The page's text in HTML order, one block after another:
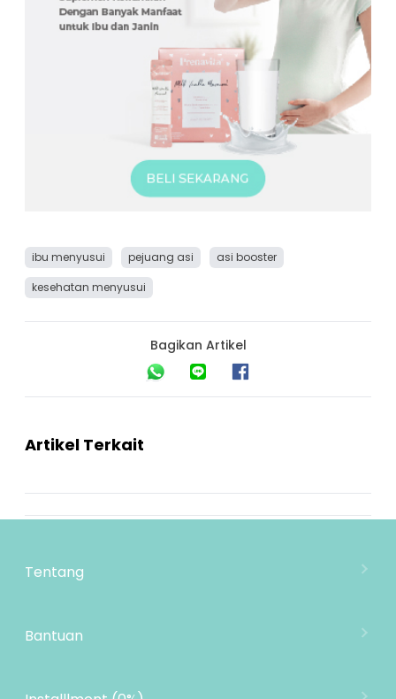
ibu menyusui pejuang asi
asi booster
kesehatan menyusui
Bagikan Artikel
Artikel Terkait
Tentang
Lokasi Toko
MOOIMOM Affiliate Program
Bantuan
Pengiriman